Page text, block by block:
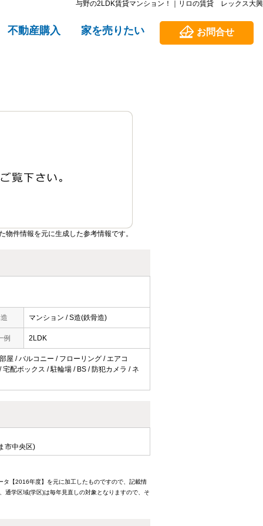
与野の2LDK賃貸マンション！｜リロの賃貸 レックス大興
不動産購入 家を売りたい お問合せ
件情報を元に生成した参考情報です。
マンション / S造(鉄骨造)
例 2LDK
屋 / バルコニー / フローリング / エアコ
配ボックス / 駐輪場 / BS / 防犯カメラ / ネ
市中央区)
タ【2016年度】を元に加工したものですので、記載情
通学区域(学区)は毎年見直しの対象となりますので、そ